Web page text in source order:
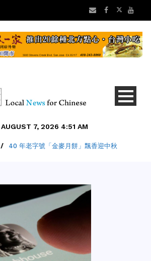
AUGUST 7, 2026 4:51 AM
/ 40 年老字號「金麥月餅」飄香迎中秋